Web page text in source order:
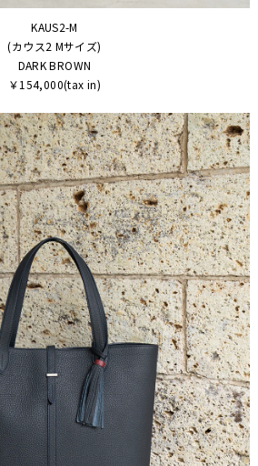
KAUS2-M
(カウス2 Mサイズ)
DARK BROWN
￥154,000(tax in)